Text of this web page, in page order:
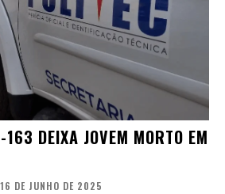
DEIXA JOVEM MORTO EM
16 DE JUNHO DE 2025